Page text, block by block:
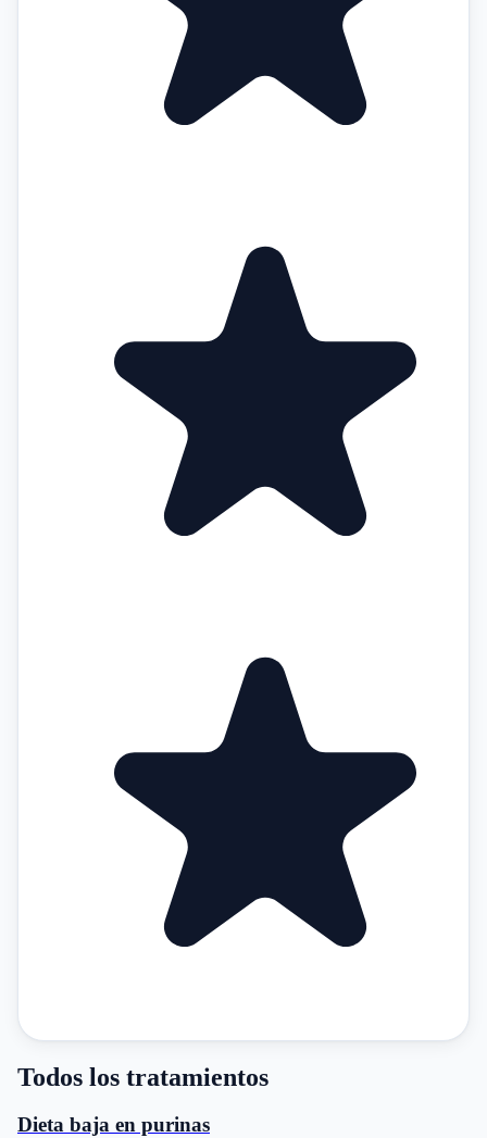
Todos los tratamientos
Dieta baja en purinas